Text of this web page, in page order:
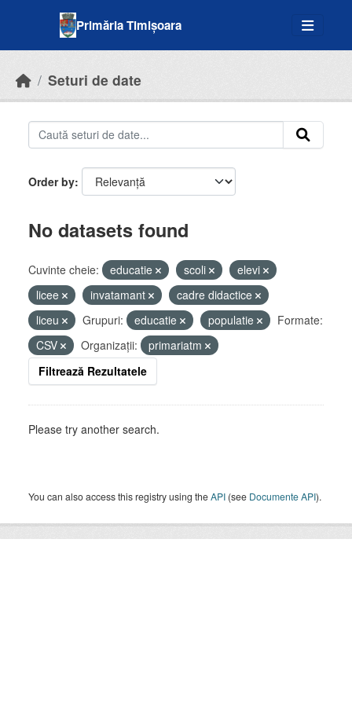
Primăria Timișoara
Seturi de date
Order by
No datasets found
Cuvinte cheie: educatie scoli
elevi
licee
invatamant
cadre didactice
liceu
Grupuri: educatie populatie
Formate:
CSV
Organizații:
primariatm
Filtrează Rezultatele
Please try another search.
You can also access this registry using theAPI (see Documente API).